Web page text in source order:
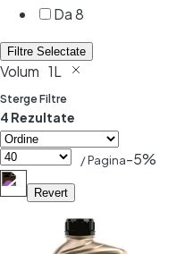
Da8
Filtre Selectate
Volum 1L
Sterge Filtre
4 Rezultate
/ Pagina-5%
Revert